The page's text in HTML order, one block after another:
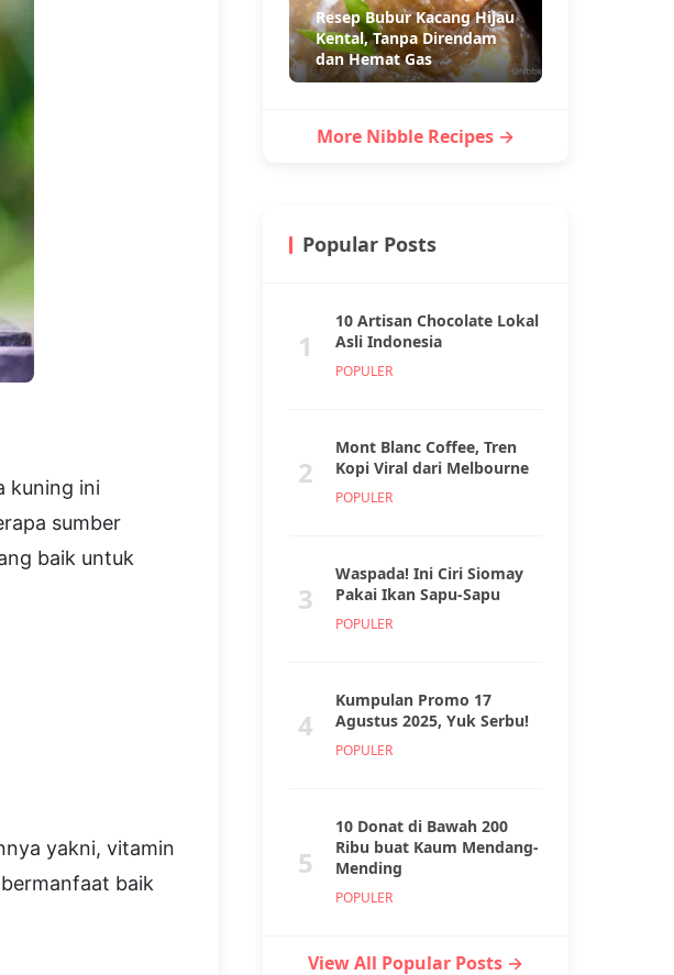
kuning ini
sumber
baik untuk
yakni, vitamin
baik
Resep Bubur Kacang Hijau
Kental, Tanpa Direndam
dan Hemat Gas
More Nibble Recipes →
Popular Posts
1
10 Artisan Chocolate Lokal
Asli Indonesia
POPULER
2
Mont Blanc Coffee, Tren
Kopi Viral dari Melbourne
POPULER
3
Waspada! Ini Ciri Siomay
Pakai Ikan Sapu-Sapu
POPULER
4
Kumpulan Promo 17
Agustus 2025, Yuk Serbu!
POPULER
5
10 Donat di Bawah 200
Ribu buat Kaum Mendang-
Mending
POPULER
View All Popular Posts →